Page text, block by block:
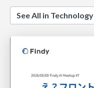
See All in Technology